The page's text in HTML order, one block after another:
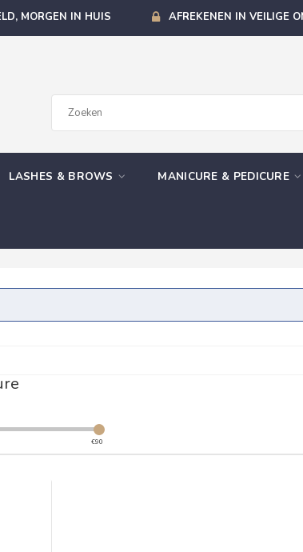
MORGEN IN HUIS AFREKENEN IN VEILIGE
LASHES & BROWS MANICURE & PEDICURE
€90